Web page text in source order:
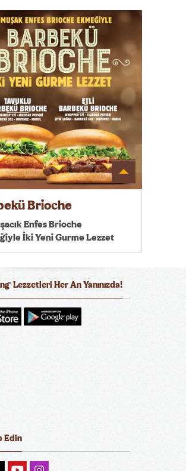
Detayı
Göster
Brioche
Enfes Brioche
İki Yeni Gurme Lezzet
® Lezzetleri Her An Yanınızda!
Edin